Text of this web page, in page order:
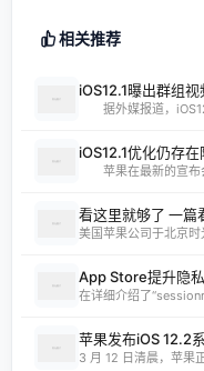
相关推荐
iOS12.1曝出群组
据外媒报道，
iOS12.1优化仍存
苹果在最新的宣布
看这里就够了 一篇
美国苹果公司于北京
App Store提升隐
在详细介绍了
苹果发布iOS 12.2
3 月 12 日清晨，苹果